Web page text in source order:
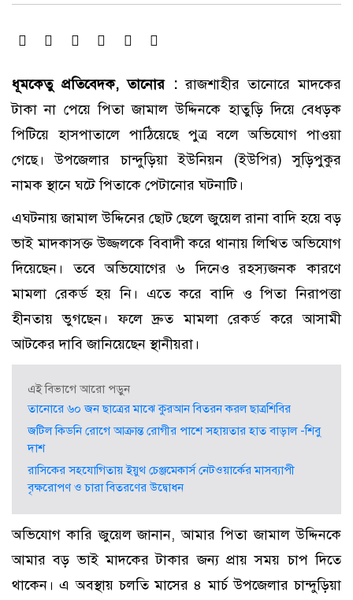
ধূমকেতু প্রতিবেদক, তানোর :রাজশাহীর তানোরে মাদকের
টাকা না পেয়ে পিতা জামাল উদ্দিনকে হাতুড়ি দিয়ে বেধড়ক
পিটিয়ে হাসপাতালে পাঠিয়েছে পুত্র বলে অভিযোগ পাওয়া
গেছে। উপজেলার চান্দুড়িয়া ইউনিয়ন (ইউপির) সুড়িপুকুর
নামক স্থানে ঘটে পিতাকে পেটানোর ঘটনাটি।
এঘটনায় জামাল উদ্দিনের ছোট ছেলে জুয়েল রানা বাদি হয়ে বড়
ভাই মাদকাসক্ত উজ্জলকে বিবাদী করে থানায় লিখিত অভিযোগ
দিয়েছেন। তবে অভিযোগের ৬ দিনেও রহস্যজনক কারণে
মামলা রেকর্ড হয় নি। এতে করে বাদি ও পিতা নিরাপত্তা
হীনতায় ভুগছেন। ফলে দ্রুত মামলা রেকর্ড করে আসামী
আটকের দাবি জানিয়েছেন স্থানীয়রা।
এই বিভাগে আরো পড়ুন
তানোরে ৬০ জন ছাত্রের মাঝে কুরআন বিতরন করল ছাত্রশিবির
জটিল কিডনি রোগে আক্রান্ত রোগীর পাশে সহায়তার হাত বাড়াল -শিবু
দাশ
রাসিকের সহযোগিতায় ইয়ুথ চেঞ্জমেকার্স নেটওয়ার্কের মাসব্যাপী
বৃক্ষরোপণ ও চারা বিতরণের উদ্বোধন
অভিযোগ কারি জুয়েল জানান, আমার পিতা জামাল উদ্দিনকে
আমার বড় ভাই মাদকের টাকার জন্য প্রায় সময় চাপ দিতে
থাকেন। এ অবস্থায় চলতি মাসের ৪ মার্চ উপজেলার চান্দুড়িয়া